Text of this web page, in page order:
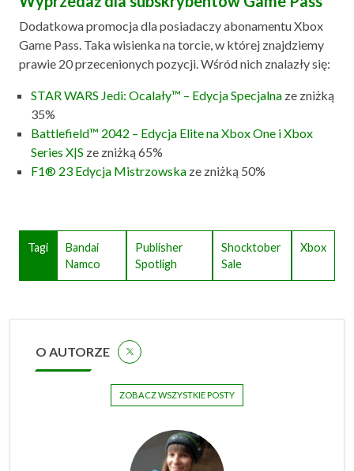
Dodatkowa promocja dla posiadaczy abonamentu Xbox
Game Pass. Taka wisienka na torcie, w której znajdziemy
prawie 20 przecenionych pozycji. Wśród nich znalazły się:
STAR WARS Jedi: Ocalały™ – Edycja Specjalna ze zniżką
35%
Battlefield™ 2042 – Edycja Elite na Xbox One i Xbox
Series X|S ze zniżką 65%
F1® 23 Edycja Mistrzowska ze zniżką 50%
Tagi
Bandai
Namco
Publisher
Spotligh
Shocktober
Sale
Xbox
O AUTORZE
ZOBACZ WSZYSTKIE POSTY